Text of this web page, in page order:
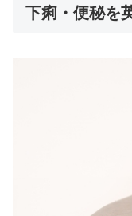
下痢・便秘を